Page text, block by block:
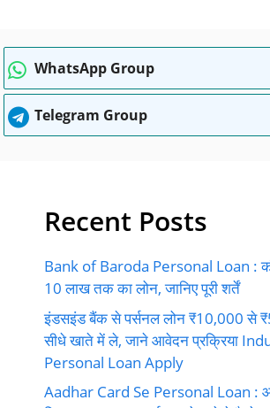
WhatsApp Group
Telegram Group
Recent Posts
Bank of Baroda Personal Loan :
10 लाख तक का लोन, जानिए पूरी शर्तें
इंडसइंड बैंक से पर्सनल लोन ₹10,000 से
सीधे खाते में ले, जाने आवेदन प्रक्रिया
Personal Loan Apply
Aadhar Card Se Personal Loan :